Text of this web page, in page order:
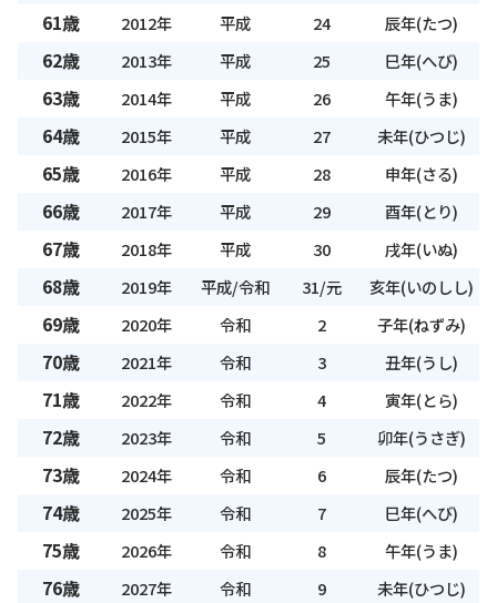
61歳 2012年 平成 24 辰年(たつ)
62歳 2013年 平成 25 巳年(へび)
63歳 2014年 平成 26 午年(うま)
64歳 2015年 平成 27 未年(ひつじ)
65歳 2016年 平成 28 申年(さる)
66歳 2017年 平成 29 酉年(とり)
67歳 2018年 平成 30 戌年(いぬ)
68歳 2019年 平成/令和 31/元 亥年(いのしし)
69歳 2020年 令和 2 子年(ねずみ)
70歳 2021年 令和 3 丑年(うし)
71歳 2022年 令和 4 寅年(とら)
72歳 2023年 令和 5 卯年(うさぎ)
73歳 2024年 令和 6 辰年(たつ)
74歳 2025年 令和 7 巳年(へび)
75歳 2026年 令和 8 午年(うま)
76歳 2027年 令和 9 未年(ひつじ)